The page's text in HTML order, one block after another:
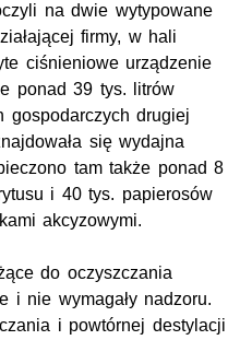
na dwie wytypowane
firmy, w hali
ciśnieniowe urządzenie
ponad 39 tys. litrów
gospodarczych drugiej
się wydajna
tam także ponad 8
i 40 tys. papierosów
akcyzowymi.
do oczyszczania
i nie wymagały nadzoru.
i powtórnej destylacji